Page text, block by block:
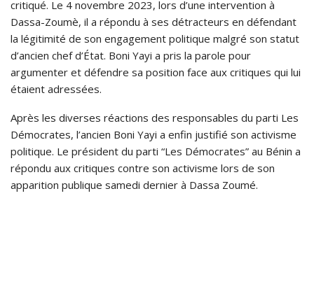
critiqué. Le 4 novembre 2023, lors d’une intervention à
Dassa-Zoumè, il a répondu à ses détracteurs en défendant
la légitimité de son engagement politique malgré son statut
d’ancien chef d’État. Boni Yayi a pris la parole pour
argumenter et défendre sa position face aux critiques qui lui
étaient adressées.
Après les diverses réactions des responsables du parti Les
Démocrates, l’ancien Boni Yayi a enfin justifié son activisme
politique. Le président du parti “Les Démocrates” au Bénin a
répondu aux critiques contre son activisme lors de son
apparition publique samedi dernier à Dassa Zoumé.